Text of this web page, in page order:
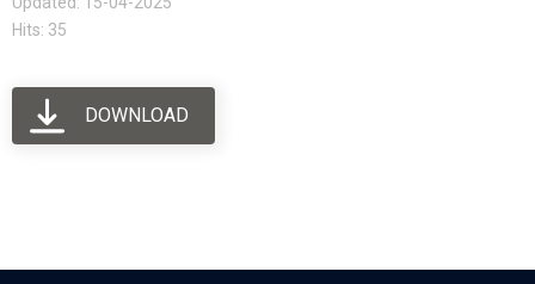
Hits: 35
DOWNLOAD